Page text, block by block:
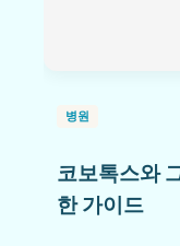
병원
코보톡스와
한 가이드